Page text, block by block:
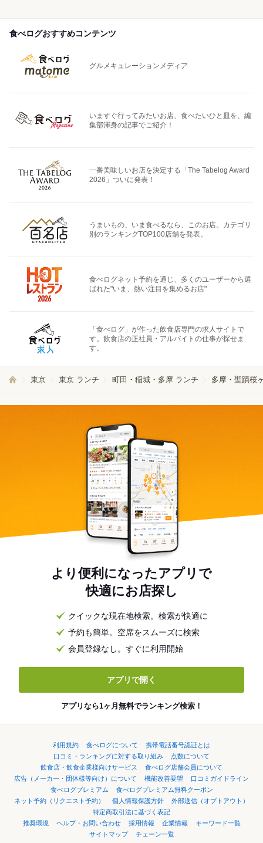
食べログおすすめコンテンツ
グルメキュレーションメディア
いますぐ行ってみたいお店、食べたいひと皿を、編
集部渾身の記事でご紹介！
一番美味しいお店を決定する「The Tabelog Award
2026」ついに発表！
うまいもの、いま食べるなら、このお店。カテゴリ
別のランキングTOP100店舗を発表。
食べログネット予約を通じ、多くのユーザーから選
ばれた"いま、熱い注目を集めるお店"
「食べログ」が作った飲食店専門の求人サイトで
す。飲食店の正社員・アルバイトの仕事が探せま
す。
東京 東京 ランチ 町田・稲城・多摩 ランチ 多摩・聖蹟桜
より便利になったアプリで
快適にお店探し
クイックな現在地検索。検索が快適に
予約も簡単。空席をスムーズに検索
会員登録なし。すぐに利用開始
アプリで開く
アプリなら1ヶ月無料でランキング検索！
利用規約 食べログについて
携帯電話番号認証とは
口コミ・ランキングに対する取り組み
点数について
飲食店・飲食企業様向けサービス
食べログ店舗会員について
広告（メーカー・団体様等向け）について
機能改善要望
口コミガイドライン
食べログプレミアム
食べログプレミアム無料クーポン
ネット予約（リクエスト予約）
個人情報保護方針
外部送信（オプトアウト）
特定商取引法に基づく表記
推奨環境
ヘルプ・お問い合わせ 採用情報 企業情報
キーワード一覧
サイトマップ
チェーン一覧